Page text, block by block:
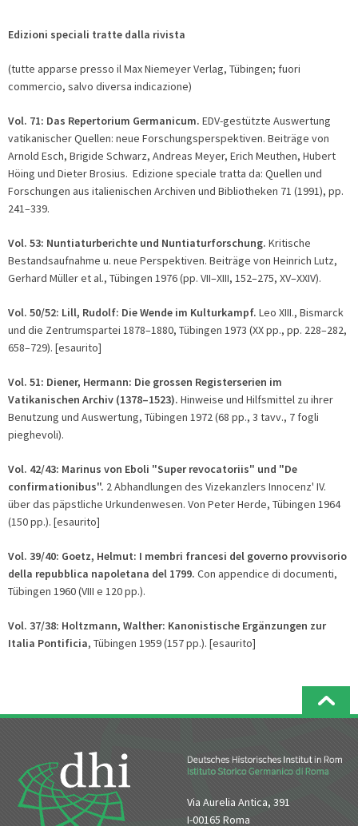
Edizioni speciali tratte dalla rivista
(tutte apparse presso il Max Niemeyer Verlag, Tübingen; fuori
commercio, salvo diversa indicazione)
Vol. 71: Das Repertorium Germanicum. EDV-gestützte Auswertung
vatikanischer Quellen: neue Forschungsperspektiven. Beiträge von
Arnold Esch, Brigide Schwarz, Andreas Meyer, Erich Meuthen, Hubert
Höing und Dieter Brosius. Edizione speciale tratta da: Quellen und
Forschungen aus italienischen Archiven und Bibliotheken 71 (1991), pp.
241–339.
Vol. 53: Nuntiaturberichte und Nuntiaturforschung. Kritische
Bestandsaufnahme u. neue Perspektiven. Beiträge von Heinrich Lutz,
Gerhard Müller et al., Tübingen 1976 (pp. VII–XIII, 152–275, XV–XXIV).
Vol. 50/52: Lill, Rudolf: Die Wende im Kulturkampf. Leo XIII., Bismarck
und die Zentrumspartei 1878–1880, Tübingen 1973 (XX pp., pp. 228–282,
658–729). [esaurito]
Vol. 51: Diener, Hermann: Die grossen Registerserien im
Vatikanischen Archiv (1378–1523). Hinweise und Hilfsmittel zu ihrer
Benutzung und Auswertung, Tübingen 1972 (68 pp., 3 tavv., 7 fogli
pieghevoli).
Vol. 42/43: Marinus von Eboli "Super revocatoriis" und "De
confirmationibus". 2 Abhandlungen des Vizekanzlers Innocenz' IV.
über das päpstliche Urkundenwesen. Von Peter Herde, Tübingen 1964
(150 pp.). [esaurito]
Vol. 39/40: Goetz, Helmut: I membri francesi del governo provvisorio
della repubblica napoletana del 1799. Con appendice di documenti,
Tübingen 1960 (VIII e 120 pp.).
Vol. 37/38: Holtzmann, Walther: Kanonistische Ergänzungen zur
Italia Pontificia, Tübingen 1959 (157 pp.). [esaurito]
Via Aurelia Antica, 391
I-00165 Roma